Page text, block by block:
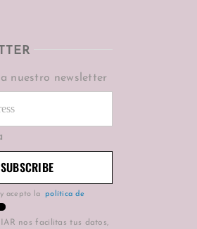
nuestro newsletter
acepto la
política de
nos facilitas tus datos,